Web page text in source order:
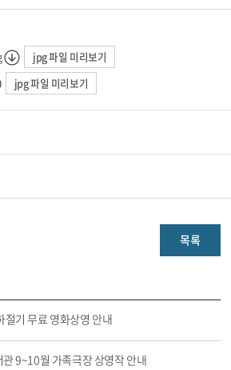
jpg 파일 미리보기
jpg 파일 미리보기
목록
절기 무료 영화상영 안내
9~10월 가족극장 상영작 안내